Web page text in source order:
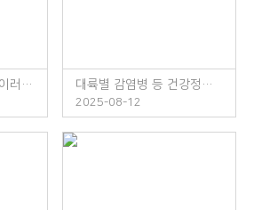
아프리카 내 에볼라바이러스병 발생 주의! 대륙별 감염병 등 건강정보 소책자 발간 안내
2025-08-12